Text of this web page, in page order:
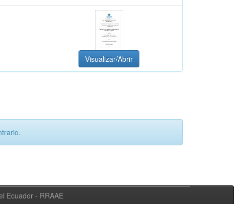
Visualizar/Abrir
Ecuador - RRAAE